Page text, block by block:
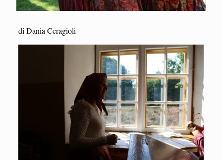
di Dania Ceragioli